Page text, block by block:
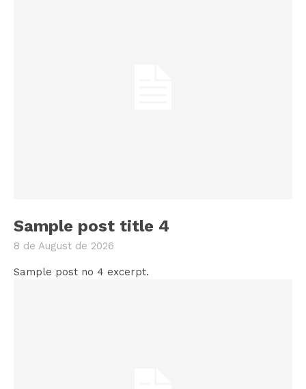
Sample post title 4
8 de August de 2026
Sample post no 4 excerpt.